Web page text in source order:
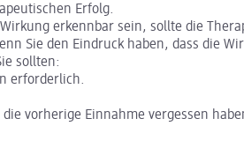
Erfolg.
erkennbar sein, sollte die
Sie den Eindruck haben, dass die
sollten:
erforderlich.
vorherige Einnahme vergessen